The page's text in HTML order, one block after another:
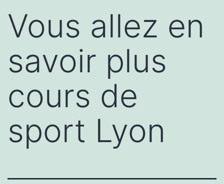
Vous allez en
savoir plus
cours de
sport Lyon